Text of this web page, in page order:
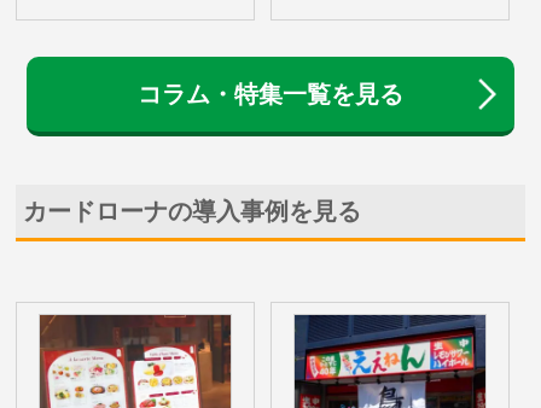
コラム・特集一覧を見る
カードローナの導入事例を見る